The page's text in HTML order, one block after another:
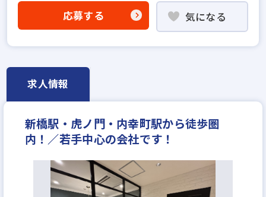
職種未経験歓迎
固定給25万円以上
固定給35万円以上
残業少ない
土日休みあり
月平均残業20時間以内
年収350万円
年収400万円
年収450万円
年収500万円
月給25万円
月給30万円
月給35万円 月給40万円
応募する 気になる
求人情報
新橋駅・虎ノ門・内幸町駅から徒歩圏
内！／若手中心の会社です！